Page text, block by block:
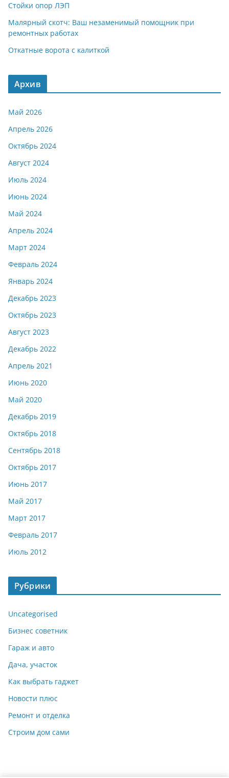
Стойки опор ЛЭП
Малярный скотч: Ваш незаменимый помощник при
ремонтных работах
Откатные ворота с калиткой
Архив
Май 2026
Апрель 2026
Октябрь 2024
Август 2024
Июль 2024
Июнь 2024
Май 2024
Апрель 2024
Март 2024
Февраль 2024
Январь 2024
Декабрь 2023
Октябрь 2023
Август 2023
Декабрь 2022
Апрель 2021
Июнь 2020
Май 2020
Декабрь 2019
Октябрь 2018
Сентябрь 2018
Октябрь 2017
Июнь 2017
Май 2017
Март 2017
Февраль 2017
Июль 2012
Рубрики
Uncategorised
Бизнес советник
Гараж и авто
Дача, участок
Как выбрать гаджет
Новости плюс
Ремонт и отделка
Строим дом сами